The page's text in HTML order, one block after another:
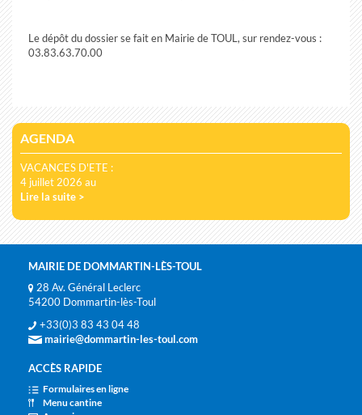
Le dépôt du dossier se fait en Mairie de TOUL, sur rendez-vous :
03.83.63.70.00
AGENDA
VACANCES D'ETE :
4 juillet 2026 au
Lire la suite >
MAIRIE DE DOMMARTIN-LÈS-TOUL
28 Av. Général Leclerc
54200 Dommartin-lès-Toul
+33(0)3 83 43 04 48
mairie@dommartin-les-toul.com
ACCÈS RAPIDE
Formulaires en ligne
Menu cantine